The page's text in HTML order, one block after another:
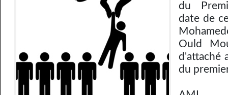
du
date de
Ould
d'attaché
du